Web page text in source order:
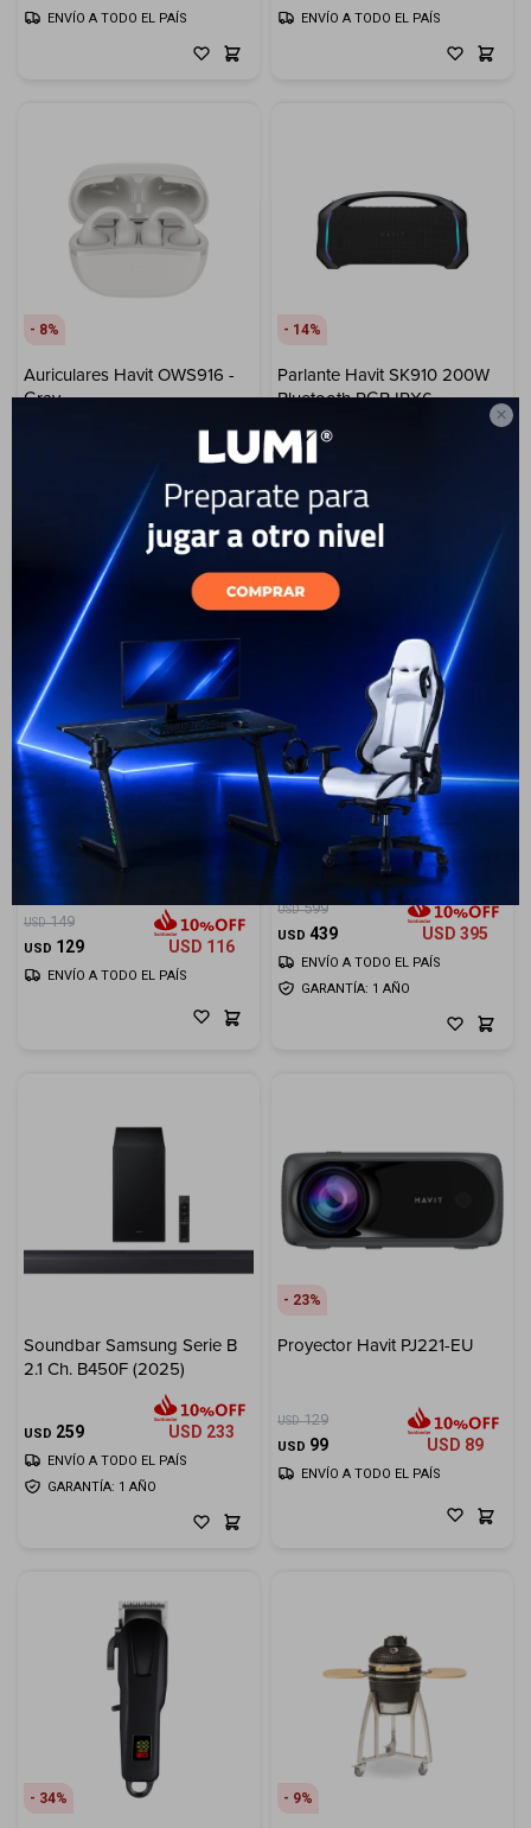

ENVÍO A TODO EL PAÍS ENVÍO A TODO EL PAÍS
8
Auriculares Havit OWS916 -
Gray
USD41
ENVÍO A TODO EL PAÍS
14
Parlante Havit SK910 200W
Bluetooth RGB IPX6
USD 349
USD 299
ENVÍO A TODO EL PAÍS
13
Parlante Havit SK920BT 60W
RGB Bluetooth
USD 149
USD 129 USD 116
ENVÍO A TODO EL PAÍS
26
Barra de sonido Serie Q HW-
Q600F
USD 599
USD 439 USD 395
GARANTÍA: 1 AÑO
ENVÍO A TODO EL PAÍS
Soundbar Samsung Serie B
2.1 Ch. B450F (2025)
USD 259 USD 233
GARANTÍA: 1 AÑO
ENVÍO A TODO EL PAÍS
23
Proyector Havit PJ221-EU
USD 129
USD 99 USD 89
ENVÍO A TODO EL PAÍS
34 9